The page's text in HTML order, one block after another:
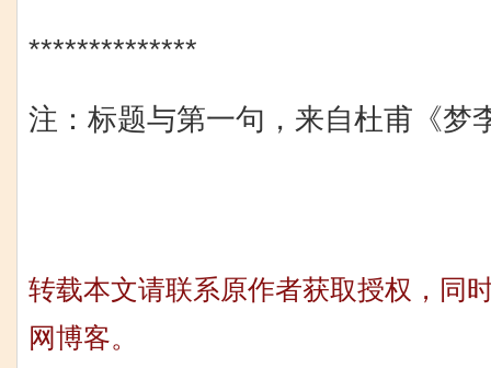
**************
注：标题与第一句，来自杜甫《梦
转载本文请联系原作者获取授权，同
网博客。